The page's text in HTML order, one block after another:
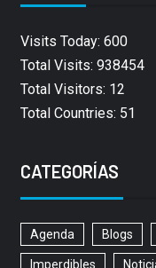
Visits Today: 600
Total Visits: 938454
Total Visitors: 12
Total Countries: 51
CATEGORÍAS
Agenda Blogs
Imperdibles